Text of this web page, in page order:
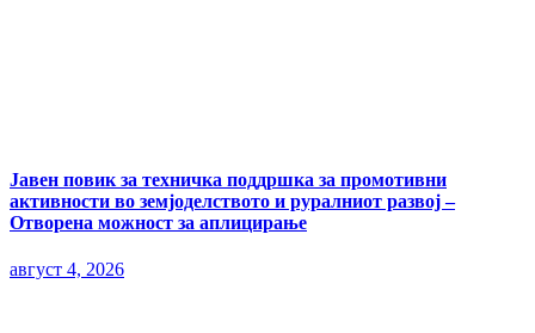
Јавен повик за техничка поддршка за промотивни
активности во земјоделството и руралниот развој –
Отворена можност за аплицирање
август 4, 2026